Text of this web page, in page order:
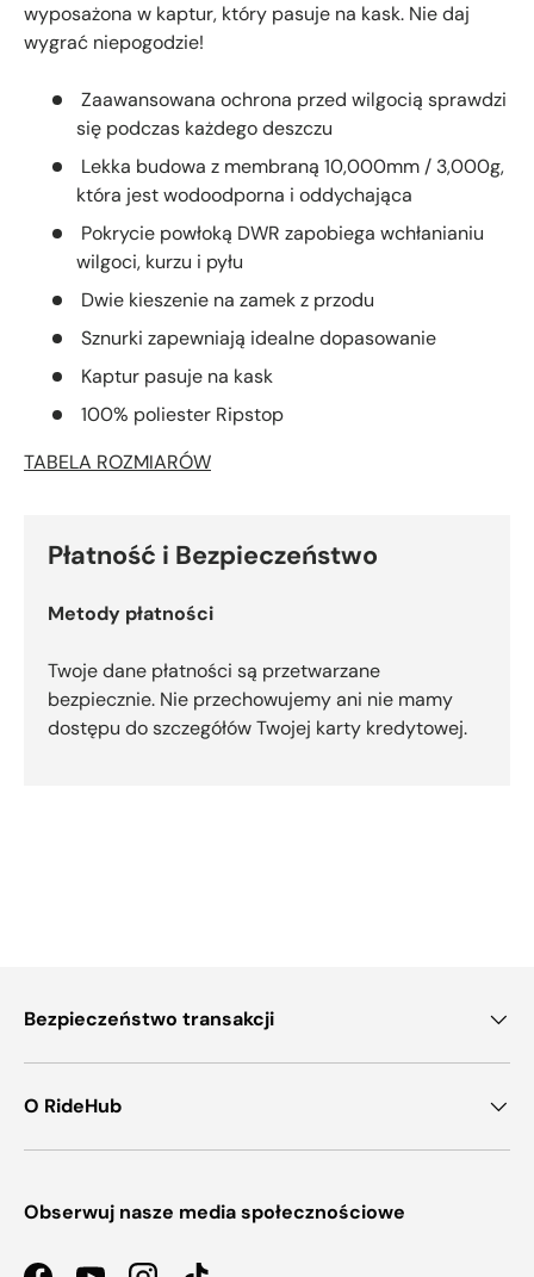
wyposażona w kaptur, który pasuje na kask. Nie daj
wygrać niepogodzie!
Zaawansowana ochrona przed wilgocią sprawdzi
się podczas każdego deszczu
Lekka budowa z membraną 10,000mm / 3,000g,
która jest wodoodporna i oddychająca
Pokrycie powłoką DWR zapobiega wchłanianiu
wilgoci, kurzu i pyłu
Dwie kieszenie na zamek z przodu
Sznurki zapewniają idealne dopasowanie
Kaptur pasuje na kask
100% poliester Ripstop
TABELA ROZMIARÓW
Płatność i Bezpieczeństwo
Metody płatności
Twoje dane płatności są przetwarzane
bezpiecznie. Nie przechowujemy ani nie mamy
dostępu do szczegółów Twojej karty kredytowej.
Bezpieczeństwo transakcji
O RideHub
Obserwuj nasze media społecznościowe